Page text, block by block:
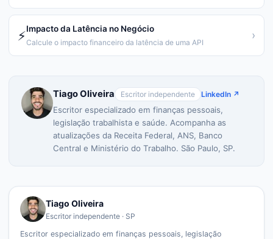
⚡Impacto da Latência no Negócio
Calcule o impacto financeiro da latência de uma API
›
Tiago Oliveira Escritor independente LinkedIn ↗
Escritor especializado em finanças pessoais,
legislação trabalhista e saúde. Acompanha as
atualizações da Receita Federal, ANS, Banco
Central e Ministério do Trabalho. São Paulo, SP.
Tiago Oliveira
Escritor independente · SP
Escritor especializado em finanças pessoais, legislação